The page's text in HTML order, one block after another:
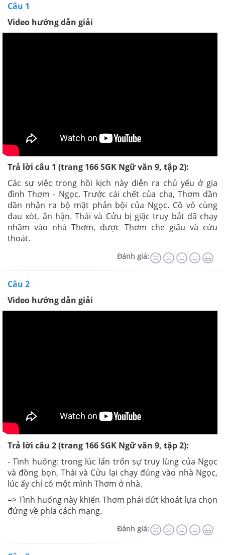
Câu 1
Video hướng dẫn giải
Trả lời câu 1 (trang 166 SGK Ngữ văn 9, tập 2):
Các sự việc trong hồi kịch này diễn ra chủ yếu ở gia
đình Thơm - Ngọc. Trước cái chết của cha, Thơm dần
dần nhận ra bộ mặt phản bội của Ngọc. Cô vô cùng
đau xót, ân hận. Thái và Cửu bị giặc truy bắt đã chạy
nhầm vào nhà Thơm, được Thơm che giấu và cứu
thoát.
Đánh giá:
Câu 2
Video hướng dẫn giải
Trả lời câu 2 (trang 166 SGK Ngữ văn 9, tập 2):
- Tình huống: trong lúc lẩn trốn sự truy lùng của Ngọc
và đồng bọn, Thái và Cửu lại chạy đúng vào nhà Ngọc,
lúc ấy chỉ có một mình Thơm ở nhà.
=> Tình huống này khiến Thơm phải dứt khoát lựa chọn
đứng về phía cách mạng.
Đánh giá: